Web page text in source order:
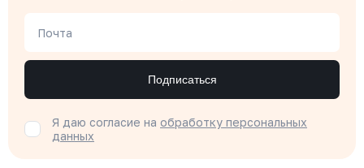
Почта
Подписаться
Я даю согласие на обработку персональных
данных